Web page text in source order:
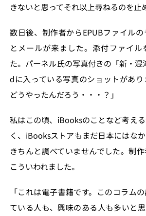
きないと思ってそれ以上尋ねるのを止
数日後、制作者からEPUBファイル
とメールが来ました。添付ファイル
た。パーネル氏の写真付きの「新・混
dに入っている写真のショットがあ
どうやったんだろう・・・？」
私はこの頃、iBooksのことなど考え
く、iBooksストアもまだ日本にはな
きちんと調べていませんでした。制
こういわれました。
「これは電子書籍です。このコラム
ている人も、興味のある人も多いと